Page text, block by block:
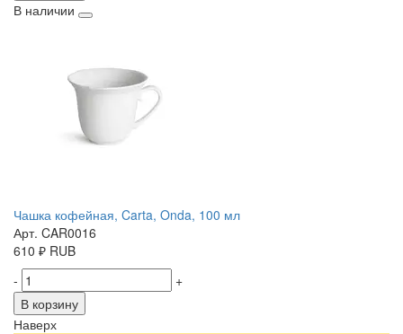
В наличии
Чашка кофейная, Carta, Onda, 100 мл
Арт. CAR0016
610 ₽ RUB
-
+
В корзину
Наверх